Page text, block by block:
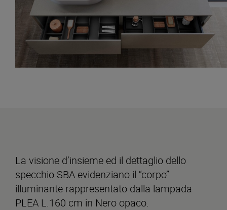
La visione d’insieme ed il dettaglio dello
specchio SBA evidenziano il “corpo”
illuminante rappresentato dalla lampada
PLEA L.160 cm in Nero opaco.